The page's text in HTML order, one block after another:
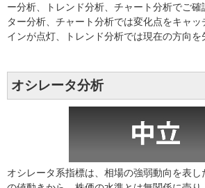
ー分析、トレンド分析、チャート分析でご
ター分析、チャート分析では変化点をキャ
インが点灯、トレンド分析では現在の方向を
オシレータ分析
オシレータ系指標は、相場の強弱動向を表